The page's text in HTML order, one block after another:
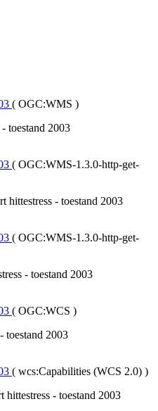
( OGC:WMS )
toestand 2003
( OGC:WMS-1.3.0-http-get-
hittestress - toestand 2003
( OGC:WMS-1.3.0-http-get-
- toestand 2003
( OGC:WCS )
toestand 2003
( wcs:Capabilities (WCS 2.0) )
- toestand 2003